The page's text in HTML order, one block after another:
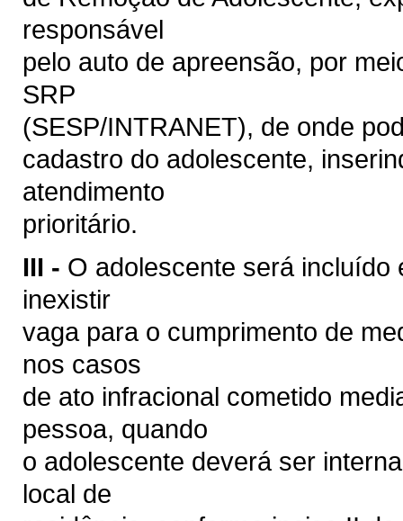
responsável
pelo auto de apreensão, por
SRP
(SESP/INTRANET), de onde
cadastro do adolescente,
atendimento
prioritário.
III - O adolescente será incluído
inexistir
vaga para o cumprimento de
nos casos
de ato infracional cometido
pessoa, quando
o adolescente deverá ser
local de